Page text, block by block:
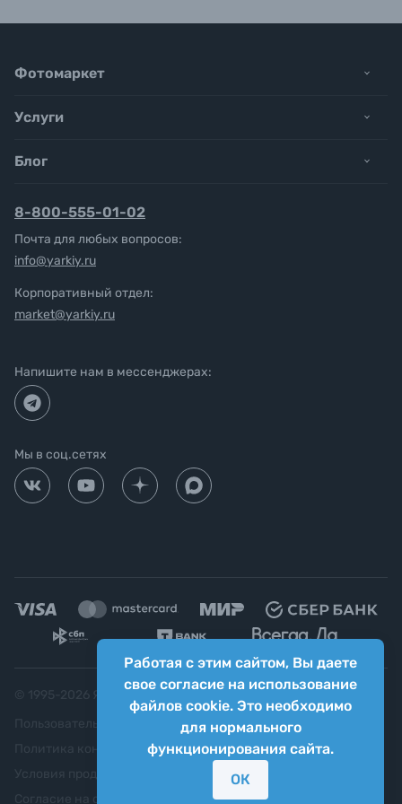
Работая с этим сайтом, Вы даете
свое согласие на использование
файлов cookie. Это необходимо
для нормального
функционирования сайта.
ОК
Фотомаркет
Услуги
Блог
8-800-555-01-02
Почта для любых вопросов:
info@yarkiy.ru
Корпоративный отдел:
market@yarkiy.ru
Напишите нам в мессенджерах:
Мы в соц.сетях
Яркий фотомаркет ("Яркий Мир")
Пользовательское соглашение
Политика конфиденциальности
Согласие на обработку персональных данных